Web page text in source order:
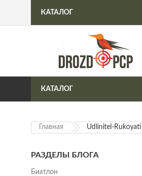
Интернет-магазин
КАТАЛОГ
КАТАЛОГ
Главная Udlinitel-
РАЗДЕЛЫ БЛОГА
Биатлон